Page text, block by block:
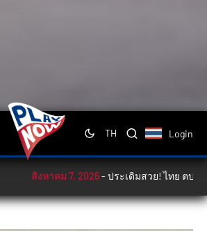
TH Login
สิงหาคม 7, 2026-ประเดิมสวย! ไทย ตบ ฟิลิป